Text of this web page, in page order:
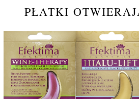
PŁATKI